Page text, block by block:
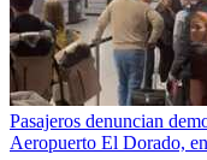
Pasajeros denuncian
Aeropuerto El Dorado,